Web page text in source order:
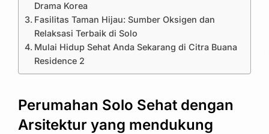
Drama Korea
Fasilitas Taman Hijau: Sumber Oksigen dan
Relaksasi Terbaik di Solo
Mulai Hidup Sehat Anda Sekarang di Citra Buana
Residence 2
Perumahan Solo Sehat dengan
Arsitektur yang mendukung